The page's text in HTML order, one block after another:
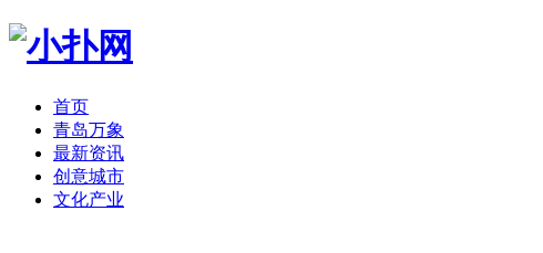
首页
青岛万象
最新资讯
创意城市
文化产业